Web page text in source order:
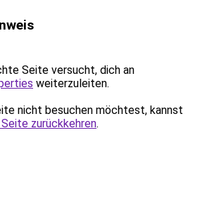
Seite versucht, dich an
weiterzuleiten.
nicht besuchen möchtest, kannst
zurückkehren.